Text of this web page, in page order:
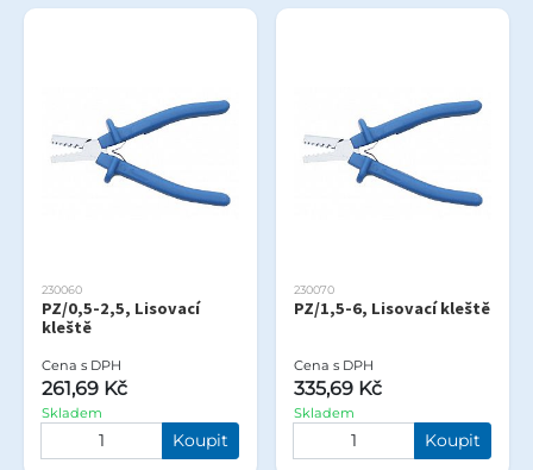
230060
PZ/0,5-2,5, Lisovací
kleště
Cena s DPH
261,69 Kč
Skladem
Koupit
230070
PZ/1,5-6, Lisovací kleště
Cena s DPH
335,69 Kč
Skladem
Koupit